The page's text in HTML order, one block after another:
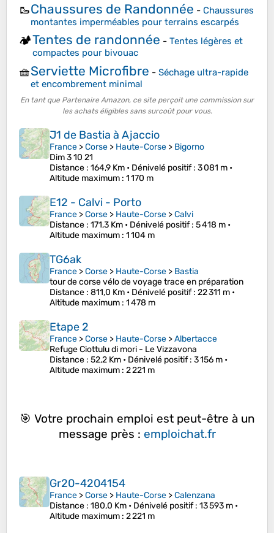
🥾Chaussures de Randonnée - Chaussures
montantes imperméables pour terrains escarpés
🏕️Tentes de randonnée - Tentes légères et
compactes pour bivouac
🧺Serviette Microfibre - Séchage ultra-rapide
et encombrement minimal
En tant que Partenaire Amazon, ce site perçoit une commission sur
les achats éligibles sans surcoût pour vous.
J1 de Bastia à Ajaccio
France >Corse > Haute-Corse > Bigorno
Dim 3 10 21
Distance : 164,9 Km • Dénivelé positif: 3 081 m •
Altitude maximum : 1 170 m
E12 - Calvi - Porto
France >Corse > Haute-Corse >Calvi
Distance : 171,3 Km • Dénivelé positif: 5 418 m •
Altitude maximum : 1 104 m
TG6ak
France >Corse > Haute-Corse > Bastia
tour de corse vélo de voyage trace en préparation
Distance : 811,0 Km • Dénivelé positif: 22 311 m •
Altitude maximum : 1 478 m
Etape 2
France >Corse > Haute-Corse >Albertacce
Refuge Ciottulu di mori - Le Vizzavona
Distance : 52,2 Km • Dénivelé positif: 3 156 m •
Altitude maximum : 2 221 m
🎯 Votre prochain emploi est peut-être à un
message près : emploichat.fr
Gr20-4204154
France >Corse > Haute-Corse >Calenzana
Distance : 180,0 Km • Dénivelé positif: 13 593 m •
Altitude maximum : 2 221 m